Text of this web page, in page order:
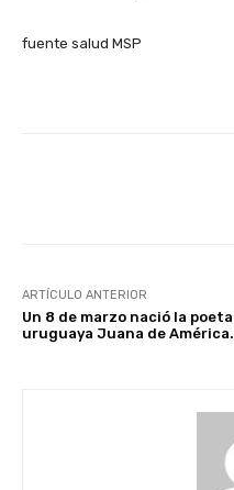
fuente salud MSP
ARTÍCULO ANTERIOR
Un 8 de marzo nació la poeta
uruguaya Juana de América.